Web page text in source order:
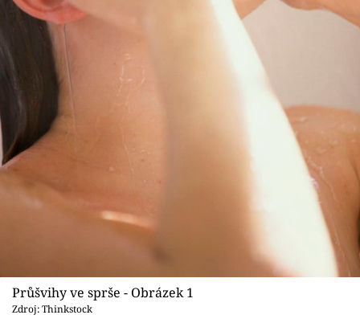
Přihlášení
Sledujte nás
Průšvihy ve sprše - Obrázek 1
Zdroj: Thinkstock